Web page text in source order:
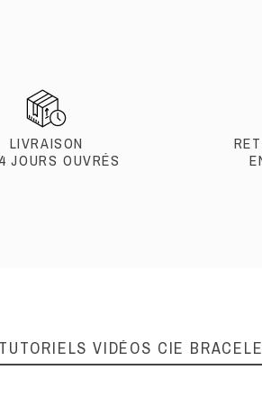
LIVRAISON
JOURS OUVRÉS
TUTORIELS VIDÉOS CIE